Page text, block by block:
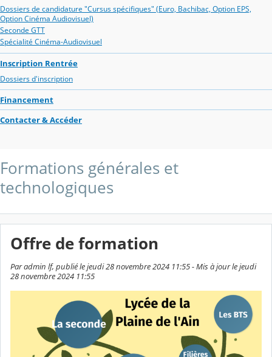
Dossiers de candidature "Cursus spécifiques" (Euro, Bachibac, Option EPS,
Option Cinéma Audiovisuel)
Seconde GTT
Spécialité Cinéma-Audiovisuel
Inscription Rentrée
Dossiers d'inscription
Financement
Contacter & Accéder
Formations générales et
technologiques
Offre de formation
Par admin lf, publié le jeudi 28 novembre 2024 11:55 - Mis à jour le jeudi
28 novembre 2024 11:55